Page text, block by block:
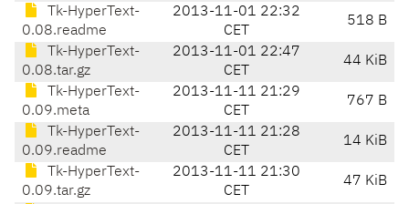
Tk-HyperText-
0.08.readme
2013-11-01 22:32
CET
518 B
Tk-HyperText-
0.08.tar.gz
2013-11-01 22:47
CET
44 KiB
Tk-HyperText-
0.09.meta
2013-11-11 21:29
CET
767 B
Tk-HyperText-
0.09.readme
2013-11-11 21:28
CET
14 KiB
Tk-HyperText-
0.09.tar.gz
2013-11-11 21:30
CET
47 KiB